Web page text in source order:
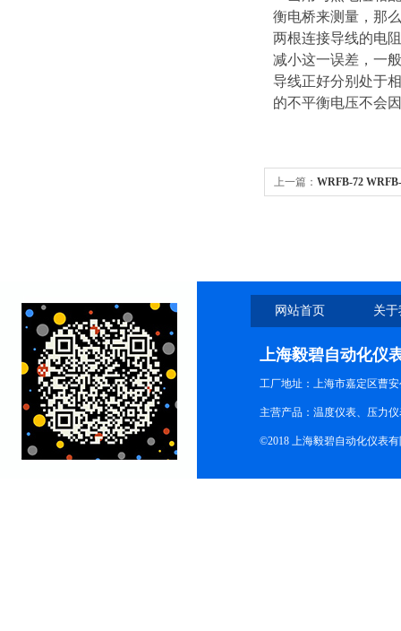
衡电桥来测量，那
两根连接导线的电
减小这一误差，一
导线正好分别处于
的不平衡电压不会
上一篇： WRFB-72
网站首页 关
上海毅碧自动化仪
工厂地址：上海市嘉定区曹安
主营产品：温度仪表、压力
©2018 上海毅碧自动化仪表